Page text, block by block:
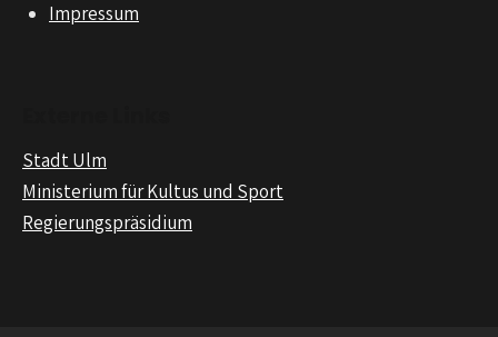
Impressum
Stadt Ulm
Ministerium für Kultus und Sport
Regierungspräsidium